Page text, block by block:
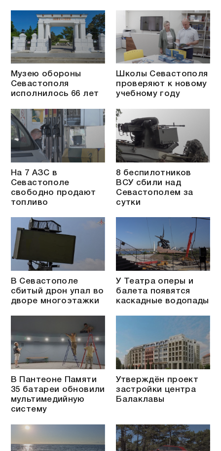
Музею обороны
Севастополя
исполнилось 66 лет
Школы Севастополя
проверяют к новому
учебному году
На 7 АЗС в
Севастополе
свободно продают
топливо
8 беспилотников
ВСУ сбили над
Севастополем за
сутки
В Севастополе
сбитый дрон упал во
дворе многоэтажки
У Театра оперы и
балета появятся
каскадные водопады
В Пантеоне Памяти
35 батареи обновили
мультимедийную
систему
Утверждён проект
застройки центра
Балаклавы